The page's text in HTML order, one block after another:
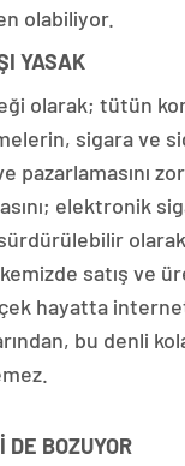
olabiliyor.
YASAK
olarak; tütün
sigara ve
pazarlamasını
elektronik
satış ve
hayatta
bu denli
BOZUYOR